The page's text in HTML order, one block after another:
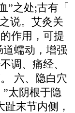
”之处;古有「
说。艾灸关
作用，可提
蠕动，增强
调、痛经、
六、隐白穴
太阴根于隐
末节内侧，